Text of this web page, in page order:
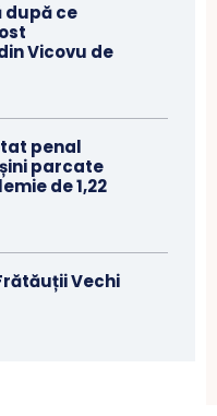
ce
Vicovu de
penal
parcate
de 1,22
Vechi